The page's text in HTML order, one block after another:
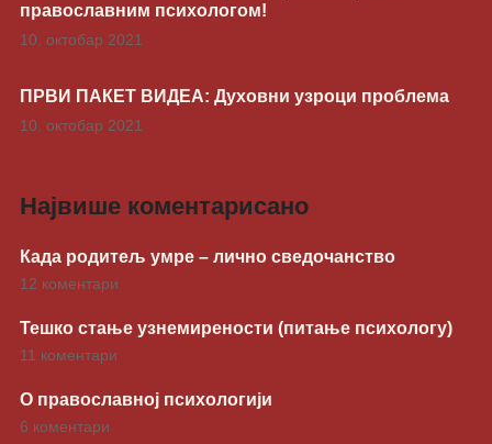
православним психологом!
10. октобар 2021
ПРВИ ПАКЕТ ВИДЕА: Духовни узроци проблема
10. октобар 2021
Највише коментарисано
Када родитељ умре – лично сведочанство
12 коментари
Тешко стање узнемирености (питање психологу)
11 коментари
О православној психологији
6 коментари